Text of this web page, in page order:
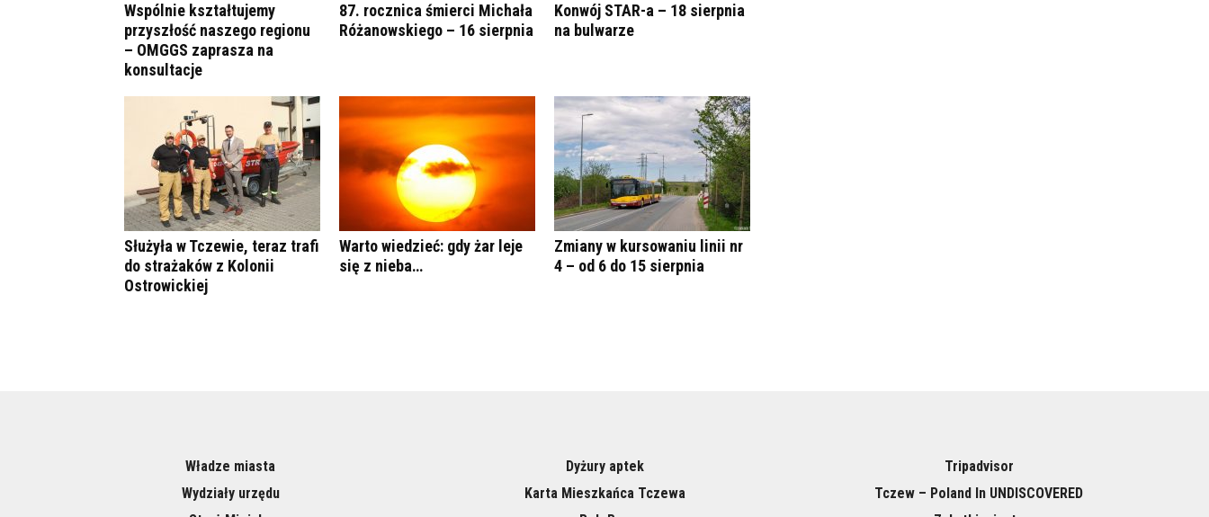
Wspólnie kształtujemy
przyszłość naszego regionu
– OMGGS zaprasza na
konsultacje
87. rocznica śmierci Michała
Różanowskiego – 16 sierpnia
Konwój STAR-a – 18 sierpnia
na bulwarze
Służyła w Tczewie, teraz trafi
do strażaków z Kolonii
Ostrowickiej
Warto wiedzieć: gdy żar leje
się z nieba…
Zmiany w kursowaniu linii nr
4 – od 6 do 15 sierpnia
Władze miasta
Wydziały urzędu
Dyżury aptek
Karta Mieszkańca Tczewa
Tripadvisor
Tczew – Poland In UNDISCOVERED